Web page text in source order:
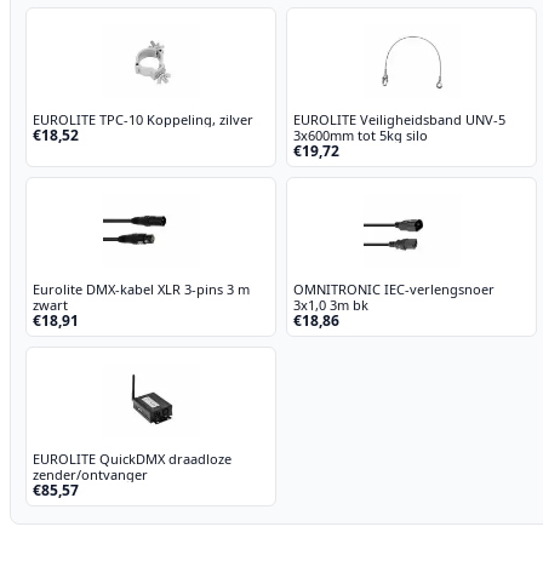
EUROLITE TPC-10 Koppeling, zilver
€18,52
EUROLITE Veiligheidsband UNV-5
3x600mm tot 5kg silo
€19,72
Eurolite DMX-kabel XLR 3-pins 3 m
zwart
€18,91
OMNITRONIC IEC-verlengsnoer
3x1,0 3m bk
€18,86
EUROLITE QuickDMX draadloze
zender/ontvanger
€85,57